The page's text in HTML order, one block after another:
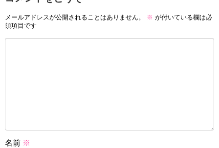
メールアドレスが公開されることはありません。 ※ が付いている欄は必
須項目です
名前 ※